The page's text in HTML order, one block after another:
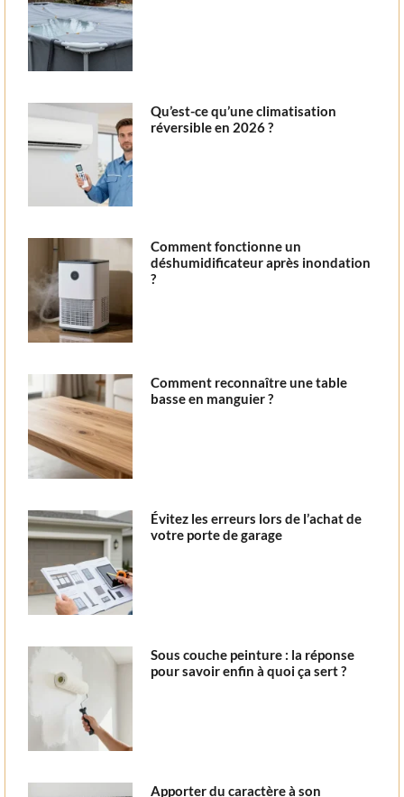
Qu’est-ce qu’une climatisation
réversible en 2026 ?
Comment fonctionne un
déshumidificateur après inondation
?
Comment reconnaître une table
basse en manguier ?
Évitez les erreurs lors de l’achat de
votre porte de garage
Sous couche peinture : la réponse
pour savoir enfin à quoi ça sert ?
Apporter du caractère à son